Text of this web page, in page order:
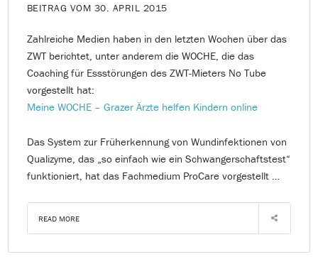
BEITRAG VOM 30. APRIL 2015
Zahlreiche Medien haben in den letzten Wochen über das
ZWT berichtet, unter anderem die WOCHE, die das
Coaching für Essstörungen des ZWT-Mieters No Tube
vorgestellt hat:
Meine WOCHE – Grazer Ärzte helfen Kindern online
Das System zur Früherkennung von Wundinfektionen von
Qualizyme, das „so einfach wie ein Schwangerschaftstest“
funktioniert, hat das Fachmedium ProCare vorgestellt …
READ MORE